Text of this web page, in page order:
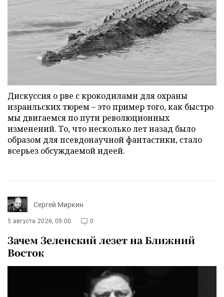
Дискуссия о рве с крокодилами для охраны
израильских тюрем – это пример того, как быстро
мы двигаемся по пути революционных
изменений. То, что несколько лет назад было
образом для псевдонаучной фантастики, стало
всерьез обсуждаемой идеей.
Сергей Миркин
5 августа 2026, 09:00 0
Зачем Зеленский лезет на Ближний
Восток